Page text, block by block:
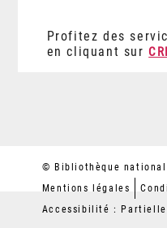
Profitez des
en cliquant sur
© Bibliothèque
Mentions légales
Accessibilité :